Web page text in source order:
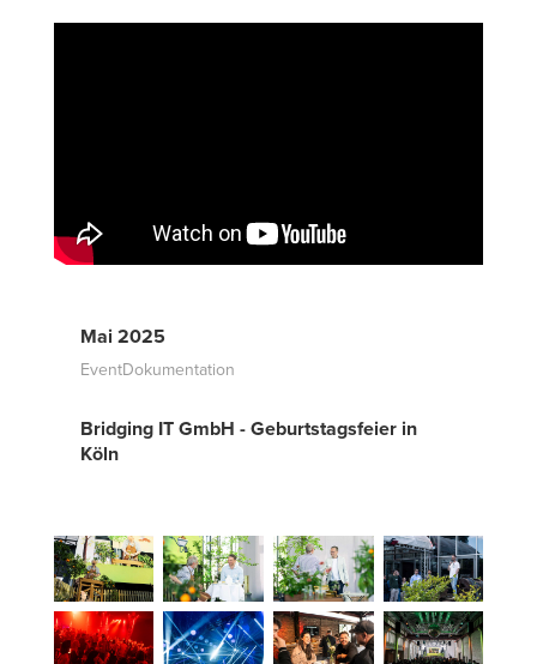
Mai 2025
EventDokumentation
Bridging IT GmbH - Geburtstagsfeier in
Köln